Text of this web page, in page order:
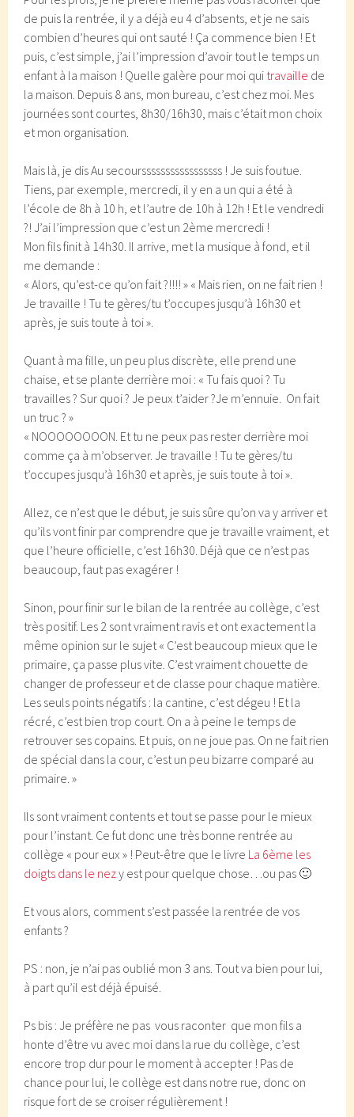
de puis la rentrée, il y a déjà eu 4 d’absents, et je ne sais
combien d’heures qui ont sauté ! Ça commence bien ! Et
puis, c’est simple, j’ai l’impression d’avoir tout le temps un
enfant à la maison ! Quelle galère pour moi qui travaille de
la maison. Depuis 8 ans, mon bureau, c’est chez moi. Mes
journées sont courtes, 8h30/16h30, mais c’était mon choix
et mon organisation.
Mais là, je dis Au secoursssssssssssssssss ! Je suis foutue.
Tiens, par exemple, mercredi, il y en a un qui a été à
l’école de 8h à 10 h, et l’autre de 10h à 12h ! Et le vendredi
?! J’ai l’impression que c’est un 2ème mercredi !
Mon fils finit à 14h30. Il arrive, met la musique à fond, et il
me demande :
« Alors, qu’est-ce qu’on fait ?!!!! » « Mais rien, on ne fait rien !
Je travaille ! Tu te gères/tu t’occupes jusqu’à 16h30 et
après, je suis toute à toi ».
Quant à ma fille, un peu plus discrète, elle prend une
chaise, et se plante derrière moi : « Tu fais quoi ? Tu
travailles ? Sur quoi ? Je peux t’aider ?Je m’ennuie. On fait
un truc ? »
« NOOOOOOOON. Et tu ne peux pas rester derrière moi
comme ça à m’observer. Je travaille ! Tu te gères/tu
t’occupes jusqu’à 16h30 et après, je suis toute à toi ».
Allez, ce n’est que le début, je suis sûre qu’on va y arriver et
qu’ils vont finir par comprendre que je travaille vraiment, et
que l’heure officielle, c’est 16h30. Déjà que ce n’est pas
beaucoup, faut pas exagérer !
Sinon, pour finir sur le bilan de la rentrée au collège, c’est
très positif. Les 2 sont vraiment ravis et ont exactement la
même opinion sur le sujet « C’est beaucoup mieux que le
primaire, ça passe plus vite. C’est vraiment chouette de
changer de professeur et de classe pour chaque matière.
Les seuls points négatifs : la cantine, c’est dégeu ! Et la
récré, c’est bien trop court. On a à peine le temps de
retrouver ses copains. Et puis, on ne joue pas. On ne fait rien
de spécial dans la cour, c’est un peu bizarre comparé au
primaire. »
Ils sont vraiment contents et tout se passe pour le mieux
pour l’instant. Ce fut donc une très bonne rentrée au
collège « pour eux » ! Peut-être que le livre La 6ème les
doigts dans le nezy est pour quelque chose…ou pas 🙂
Et vous alors, comment s’est passée la rentrée de vos
enfants ?
PS : non, je n’ai pas oublié mon 3 ans. Tout va bien pour lui,
à part qu’il est déjà épuisé.
Ps bis : Je préfère ne pas vous raconter que mon fils a
honte d’être vu avec moi dans la rue du collège, c’est
encore trop dur pour le moment à accepter ! Pas de
chance pour lui, le collège est dans notre rue, donc on
risque fort de se croiser régulièrement !